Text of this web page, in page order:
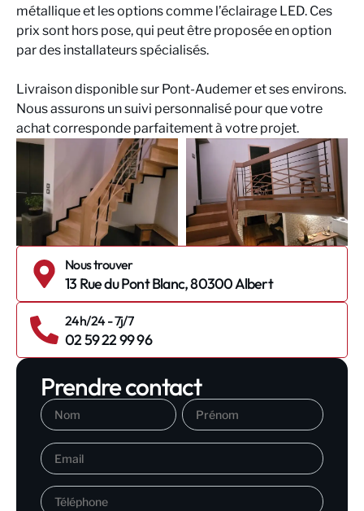
métallique et les options comme l’éclairage LED. Ces
prix sont hors pose, qui peut être proposée en option
par des installateurs spécialisés.
Livraison disponible sur Pont-Audemer et ses environs.
Nous assurons un suivi personnalisé pour que votre
achat corresponde parfaitement à votre projet.
Nous trouver
13 Rue du Pont Blanc, 80300 Albert
24h/24 - 7j/7
02 59 22 99 96
Prendre contact